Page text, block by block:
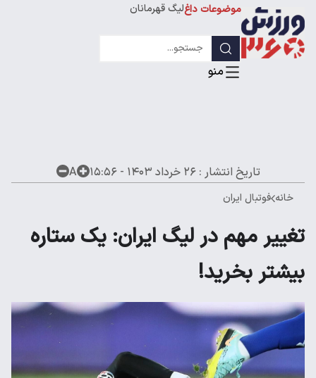
موضوعات داغلیگ قهرمانان
تاریخ انتشار :۲۶ خرداد ۱۴۰۳ - ۱۵:۵۶ A
خانه فوتبال ایران
تغییر مهم در لیگ ایران: یک ستاره
بیشتر بخرید!